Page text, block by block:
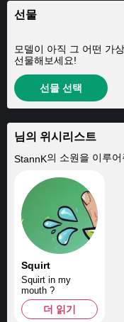
선물
모델이 아직 그 어떤 가
선물해보세요!
선물 선택
님의 위시리스트
StannK의 소원을 이루어
Squirt
Squirt in my
mouth ?
더 읽기